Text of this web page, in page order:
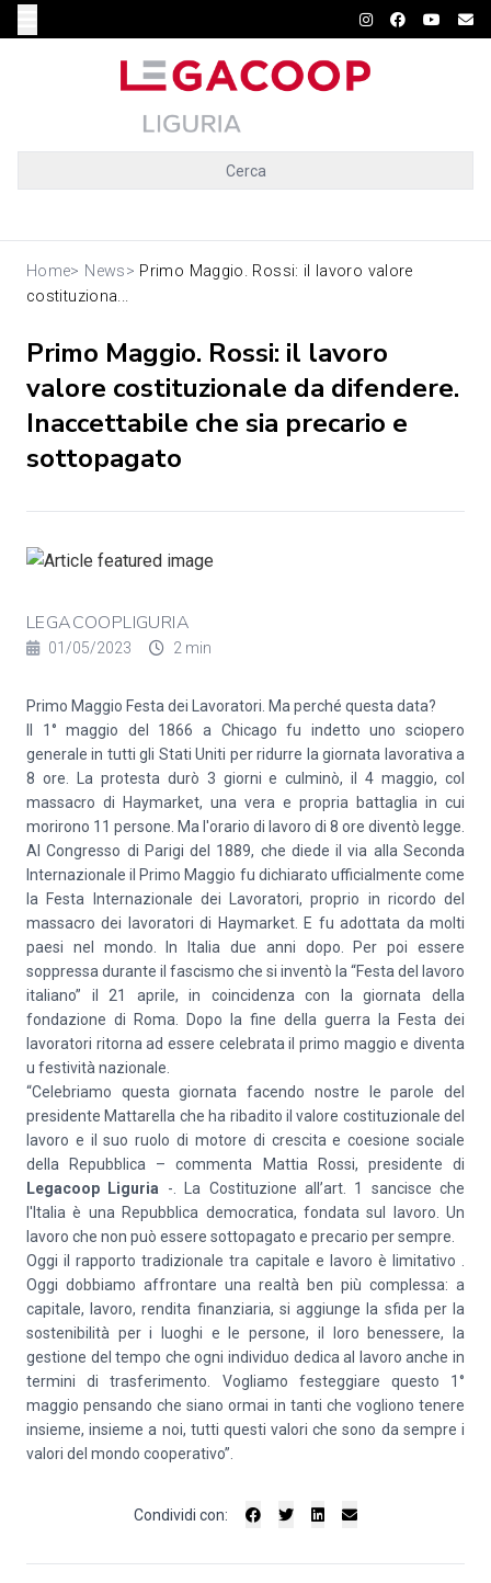
Cerca
Home> News> Primo Maggio. Rossi: il lavoro valore
costituziona...
Primo Maggio. Rossi: il lavoro
valore costituzionale da difendere.
Inaccettabile che sia precario e
sottopagato
LEGACOOPLIGURIA
01/05/2023 2 min
Primo Maggio Festa dei Lavoratori. Ma perché questa data?
Il 1° maggio del 1866 a Chicago fu indetto uno sciopero
generale in tutti gli Stati Uniti per ridurre la giornata lavorativa a
8 ore. La protesta durò 3 giorni e culminò, il 4 maggio, col
massacro di Haymarket, una vera e propria battaglia in cui
morirono 11 persone. Ma l'orario di lavoro di 8 ore diventò legge.
Al Congresso di Parigi del 1889, che diede il via alla Seconda
Internazionale il Primo Maggio fu dichiarato ufficialmente come
la Festa Internazionale dei Lavoratori, proprio in ricordo del
massacro dei lavoratori di Haymarket. E fu adottata da molti
paesi nel mondo. In Italia due anni dopo. Per poi essere
soppressa durante il fascismo che si inventò la “Festa del lavoro
italiano” il 21 aprile, in coincidenza con la giornata della
fondazione di Roma. Dopo la fine della guerra la Festa dei
lavoratori ritorna ad essere celebrata il primo maggio e diventa
u festività nazionale.
“Celebriamo questa giornata facendo nostre le parole del
presidente Mattarella che ha ribadito il valore costituzionale del
lavoro e il suo ruolo di motore di crescita e coesione sociale
della Repubblica – commenta Mattia Rossi, presidente di
Legacoop Liguria -. La Costituzione all’art. 1 sancisce che
l'Italia è una Repubblica democratica, fondata sul lavoro. Un
lavoro che non può essere sottopagato e precario per sempre.
Oggi il rapporto tradizionale tra capitale e lavoro è limitativo .
Oggi dobbiamo affrontare una realtà ben più complessa: a
capitale, lavoro, rendita finanziaria, si aggiunge la sfida per la
sostenibilità per i luoghi e le persone, il loro benessere, la
gestione del tempo che ogni individuo dedica al lavoro anche in
termini di trasferimento. Vogliamo festeggiare questo 1°
maggio pensando che siano ormai in tanti che vogliono tenere
insieme, insieme a noi, tutti questi valori che sono da sempre i
valori del mondo cooperativo”.
Condividi con: